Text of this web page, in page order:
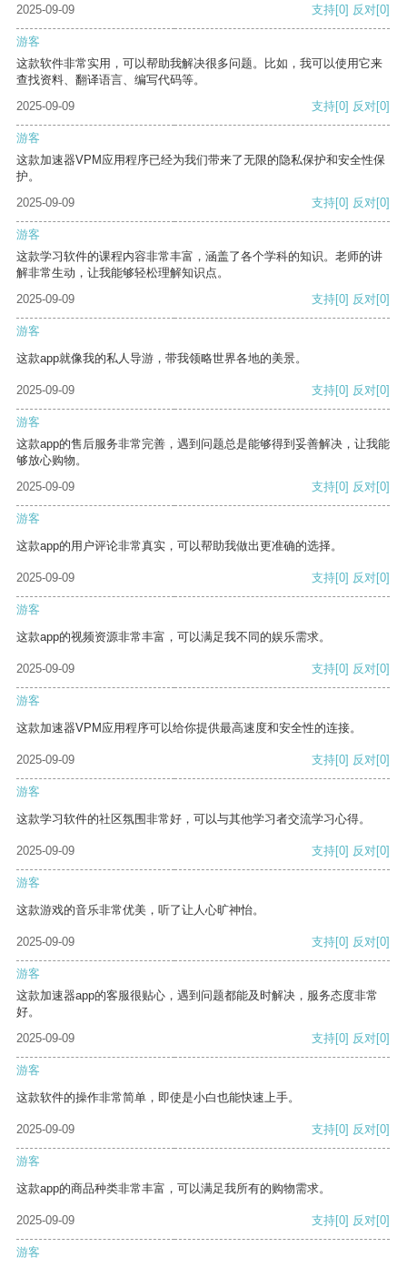
2025-09-09
支持[0] 反对[0]
游客
这款软件非常实用，可以帮助我解决很多问题。比如，我可以使用它来
查找资料、翻译语言、编写代码等。
2025-09-09
支持[0] 反对[0]
游客
这款加速器VPM应用程序已经为我们带来了无限的隐私保护和安全性保
护。
2025-09-09
支持[0] 反对[0]
游客
这款学习软件的课程内容非常丰富，涵盖了各个学科的知识。老师的讲
解非常生动，让我能够轻松理解知识点。
2025-09-09
支持[0] 反对[0]
游客
这款app就像我的私人导游，带我领略世界各地的美景。
2025-09-09 支持[0] 反对[0]
游客
这款app的售后服务非常完善，遇到问题总是能够得到妥善解决，让我能
够放心购物。
2025-09-09
支持[0] 反对[0]
游客
这款app的用户评论非常真实，可以帮助我做出更准确的选择。
2025-09-09 支持[0] 反对[0]
游客
这款app的视频资源非常丰富，可以满足我不同的娱乐需求。
2025-09-09 支持[0] 反对[0]
游客
这款加速器VPM应用程序可以给你提供最高速度和安全性的连接。
2025-09-09 支持[0] 反对[0]
游客
这款学习软件的社区氛围非常好，可以与其他学习者交流学习心得。
2025-09-09 支持[0] 反对[0]
游客
这款游戏的音乐非常优美，听了让人心旷神怡。
2025-09-09 支持[0] 反对[0]
游客
这款加速器app的客服很贴心，遇到问题都能及时解决，服务态度非常
好。
2025-09-09
支持[0] 反对[0]
游客
这款软件的操作非常简单，即使是小白也能快速上手。
2025-09-09 支持[0] 反对[0]
游客
这款app的商品种类非常丰富，可以满足我所有的购物需求。
2025-09-09 支持[0] 反对[0]
游客